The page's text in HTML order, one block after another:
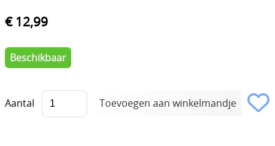
€ 12,99
Beschikbaar
Aantal